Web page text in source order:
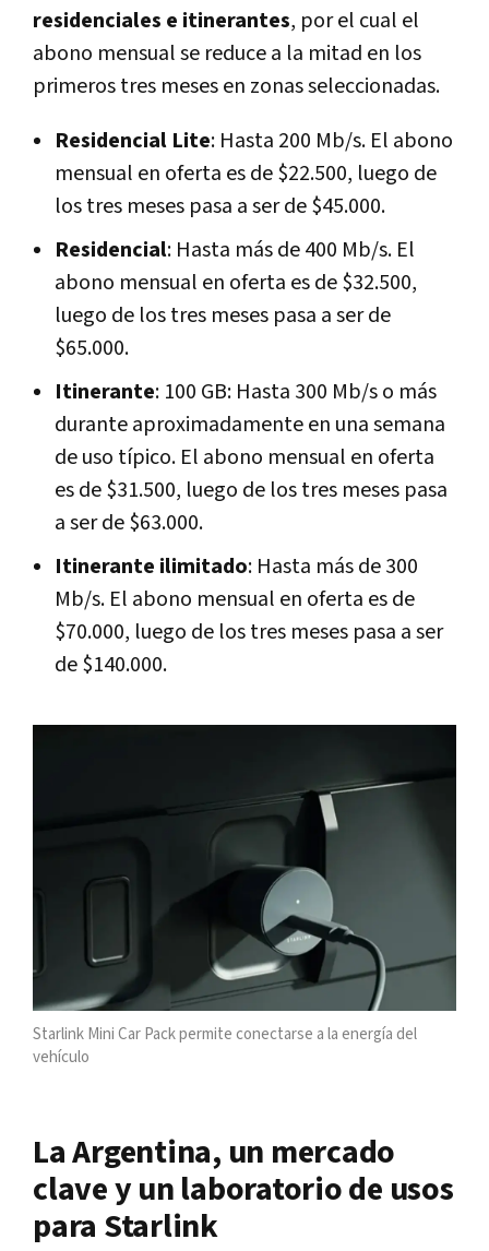
residenciales e itinerantes, por el cual el
abono mensual se reduce a la mitad en los
primeros tres meses en zonas seleccionadas.
Residencial Lite: Hasta 200 Mb/s. El abono
mensual en oferta es de $22.500, luego de
los tres meses pasa a ser de $45.000.
Residencial: Hasta más de 400 Mb/s. El
abono mensual en oferta es de $32.500,
luego de los tres meses pasa a ser de
$65.000.
Itinerante: 100 GB: Hasta 300 Mb/s o más
durante aproximadamente en una semana
de uso típico. El abono mensual en oferta
es de $31.500, luego de los tres meses pasa
a ser de $63.000.
Itinerante ilimitado: Hasta más de 300
Mb/s. El abono mensual en oferta es de
$70.000, luego de los tres meses pasa a ser
de $140.000.
Starlink Mini Car Pack permite conectarse a la energía del
vehículo
La Argentina, un mercado
clave y un laboratorio de usos
para Starlink